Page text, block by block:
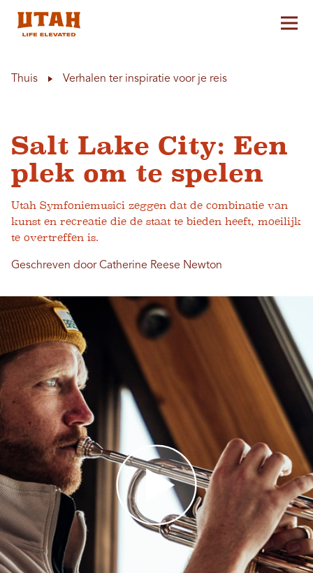
Thuis Verhalen ter inspiratie voor je reis
Salt Lake City: Een
plek om te spelen
Utah Symfoniemusici zeggen dat de combinatie van
kunst en recreatie die de staat te bieden heeft, moeilijk
te overtreffen is.
Geschreven door Catherine Reese Newton